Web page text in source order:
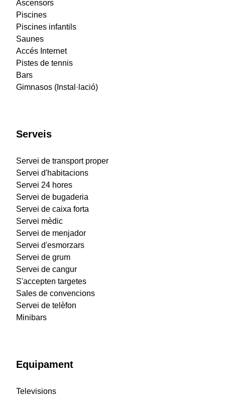
Ascensors
Piscines
Piscines infantils
Saunes
Accés Internet
Pistes de tennis
Bars
Gimnasos (Instal·lació)
Serveis
Servei de transport proper
Servei d'habitacions
Servei 24 hores
Servei de bugaderia
Servei de caixa forta
Servei mèdic
Servei de menjador
Servei d'esmorzars
Servei de grum
Servei de cangur
S'accepten targetes
Sales de convencions
Servei de telèfon
Minibars
Equipament
Televisions